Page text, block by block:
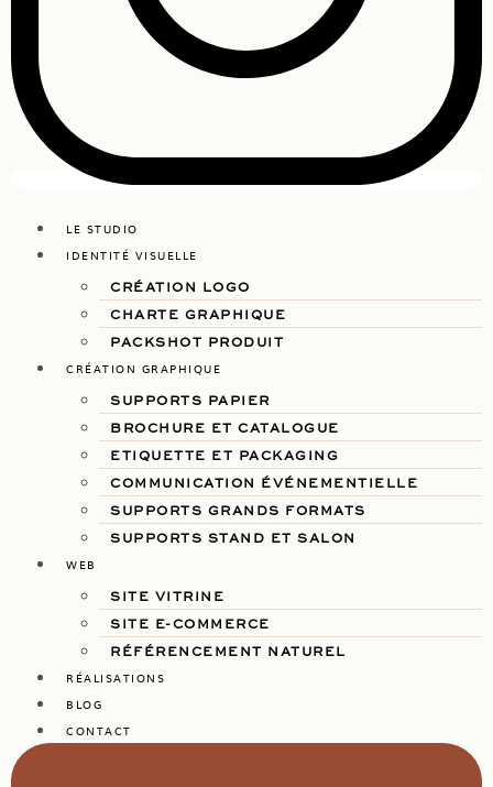
LE STUDIO
IDENTITÉ VISUELLE
CRÉATION LOGO
CHARTE GRAPHIQUE
PACKSHOT PRODUIT
CRÉATION GRAPHIQUE
SUPPORTS PAPIER
BROCHURE ET CATALOGUE
ETIQUETTE ET PACKAGING
COMMUNICATION ÉVÉNEMENTIELLE
SUPPORTS GRANDS FORMATS
SUPPORTS STAND ET SALON
WEB
SITE VITRINE
SITE E-COMMERCE
RÉFÉRENCEMENT NATUREL
RÉALISATIONS
BLOG
CONTACT